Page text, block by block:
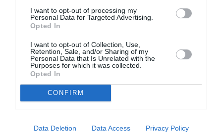
I want to opt-out of processing my
Personal Data for Targeted Advertising.
Opted In
I want to opt-out of Collection, Use,
Retention, Sale, and/or Sharing of my
Personal Data that Is Unrelated with the
Purposes for which it was collected.
Opted In
CONFIRM
Data Deletion Data Access Privacy Policy
candidații italieni au un trecut în politică? Dimpotrivă.
Există un început în toate. Experiența vine din
consilieri români în administrațiile locale pentru a
deveni puncte de referință ale comunității. Le urez
succes la toți.”
Ce părere ai despre
organizarea